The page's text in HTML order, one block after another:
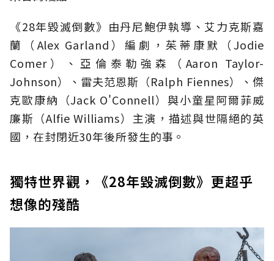
《28年毀滅倒數》由丹尼鮑伊執導、艾力克斯嘉
蘭（Alex Garland）編劇，茱蒂康默（Jodie
Comer）、亞倫泰勒強森（Aaron Taylor-
Johnson）、雷夫范恩斯（Ralph Fiennes）、傑
克歐康納（Jack O'Connell）與小童星阿爾菲威
廉斯（Alfie Williams）主演，描述與世隔絕的英
國，在封閉近30年後所發生的事。
獨特世界觀，《28年毀滅倒數》更超乎
想像的殘酷